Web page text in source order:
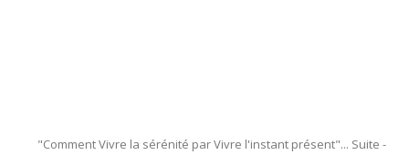
"Comment Vivre la sérénité par Vivre l'instant présent"... Suite -